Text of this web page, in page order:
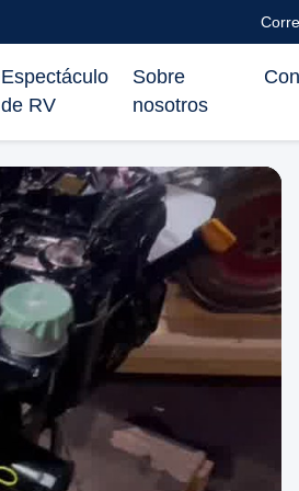
Espectáculo
de RV
Sobre
nosotros